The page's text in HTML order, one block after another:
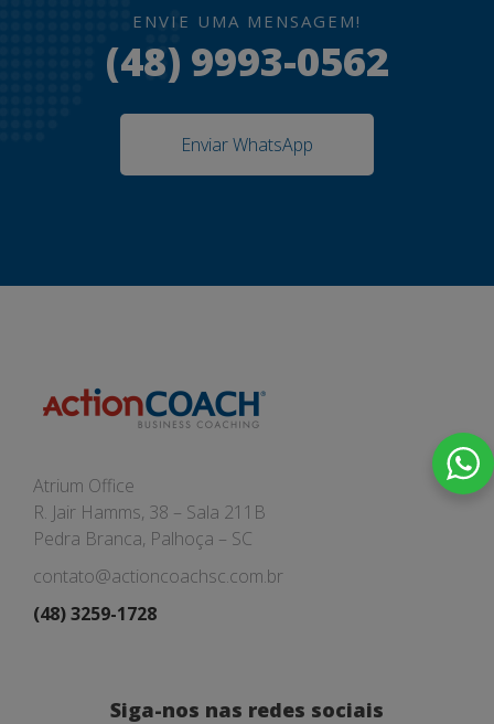
ENVIE UMA MENSAGEM!
(48) 9993-0562
Enviar WhatsApp
Atrium Office
R. Jair Hamms, 38 – Sala 211B
Pedra Branca, Palhoça – SC
contato@actioncoachsc.com.br
(48) 3259-1728
Siga-nos nas redes sociais